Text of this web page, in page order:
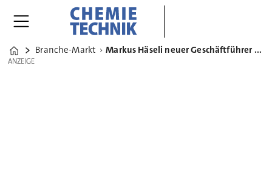
Home
Branche-Markt Markus Häseli neuer Geschäftführer des Ex-Schutz-Spezialisten IEP
ANZEIGE
ANZEIGE